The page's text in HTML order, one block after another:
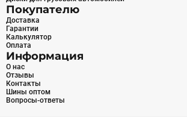
Покупателю
Доставка
Гарантии
Калькулятор
Оплата
Информация
О нас
Отзывы
Контакты
Шины оптом
Вопросы-ответы